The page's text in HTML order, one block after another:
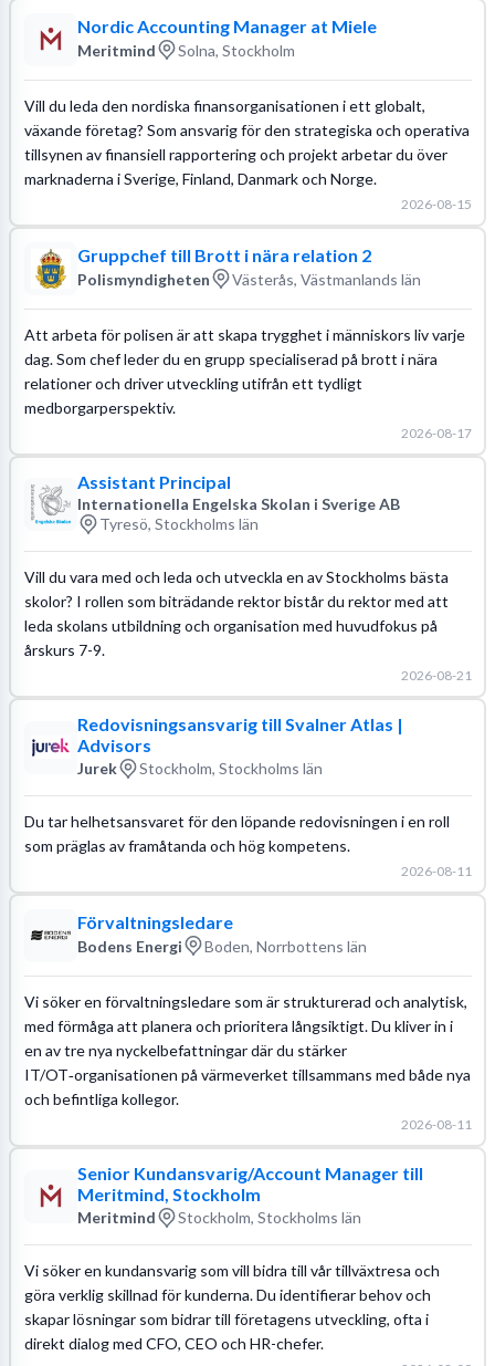
Nordic Accounting Manager at Miele
Meritmind Solna, Stockholm
Vill du leda den nordiska finansorganisationen i ett globalt,
växande företag? Som ansvarig för den strategiska och operativa
tillsynen av finansiell rapportering och projekt arbetar du över
marknaderna i Sverige, Finland, Danmark och Norge.
2026-08-15
Gruppchef till Brott i nära relation 2
Polismyndigheten Västerås, Västmanlands län
Att arbeta för polisen är att skapa trygghet i människors liv varje
dag. Som chef leder du en grupp specialiserad på brott i nära
relationer och driver utveckling utifrån ett tydligt
medborgarperspektiv.
2026-08-17
Assistant Principal
Internationella Engelska Skolan i Sverige AB
Tyresö, Stockholms län
Vill du vara med och leda och utveckla en av Stockholms bästa
skolor? I rollen som biträdande rektor bistår du rektor med att
leda skolans utbildning och organisation med huvudfokus på
årskurs 7-9.
2026-08-21
Redovisningsansvarig till Svalner Atlas |
Advisors
Jurek Stockholm, Stockholms län
Du tar helhetsansvaret för den löpande redovisningen i en roll
som präglas av framåtanda och hög kompetens.
2026-08-11
Förvaltningsledare
Bodens Energi Boden, Norrbottens län
Vi söker en förvaltningsledare som är strukturerad och analytisk,
med förmåga att planera och prioritera långsiktigt. Du kliver in i
en av tre nya nyckelbefattningar där du stärker
IT/OT‑organisationen på värmeverket tillsammans med både nya
och befintliga kollegor.
2026-08-11
Senior Kundansvarig/Account Manager till
Meritmind, Stockholm
Meritmind Stockholm, Stockholms län
Vi söker en kundansvarig som vill bidra till vår tillväxtresa och
göra verklig skillnad för kunderna. Du identifierar behov och
skapar lösningar som bidrar till företagens utveckling, ofta i
direkt dialog med CFO, CEO och HR-chefer.